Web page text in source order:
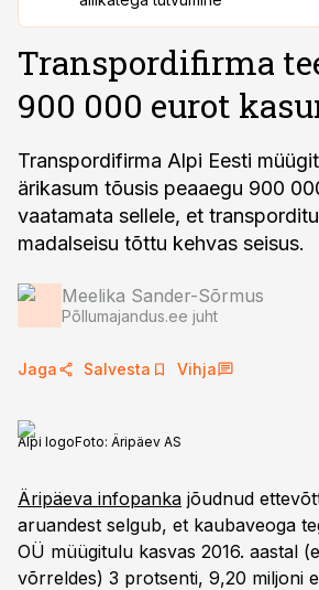
Transpordifirma
900 000 eurot
Transpordifirma Alpi Eesti
ärikasum tõusis peaaegu 900
vaatamata sellele, et
madalseisu tõttu kehvas seisus.
Meelika Sander-Sõrmus
Põllumajandus.ee juht
Jaga Salvesta Vihja
Alpi logoFoto: Äripäev AS
Äripäeva infopanka jõudnud
aruandest selgub, et kaubaveoga
OÜ müügitulu kasvas 2016. aastal
võrreldes) 3 protsenti, 9,20 miljoni